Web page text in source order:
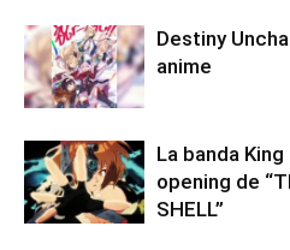
Destiny
anime
La banda
opening de
SHELL”